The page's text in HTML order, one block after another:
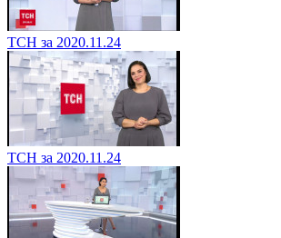
ТСН за 2020.11.24
ТСН за 2020.11.24